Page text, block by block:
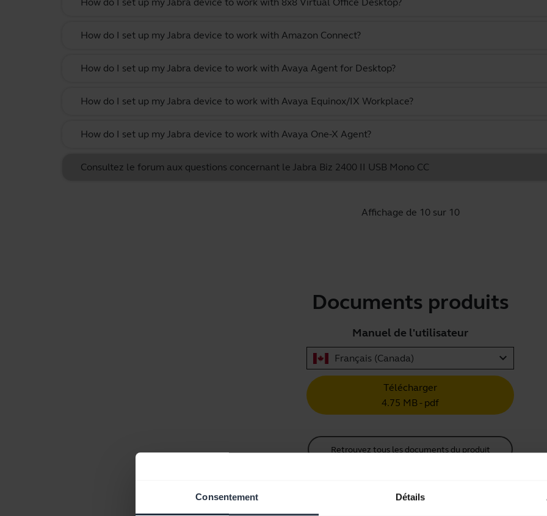
Consentement Détails
How do I set up my Jabra device to work with Amazon Connect?
How do I set up my Jabra device to work with Avaya Agent for Desktop?
How do I set up my Jabra device to work with Avaya Equinox/IX Workplace?
How do I set up my Jabra device to work with Avaya One-X Agent?
Consultez le forum aux questions concernant le Jabra Biz 2400 II USB Mono CC
Affichage de 10 sur 10
Documents produits
Manuel de l'utilisateur
Français (Canada) expand_more
Télécharger
4.75 MB - pdf
Retrouvez tous les documents du produit